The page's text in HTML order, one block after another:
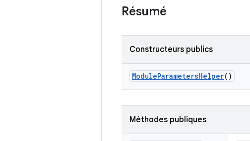
Résumé
Constructeurs publics
ModuleParametersHelper()
Méthodes publiques